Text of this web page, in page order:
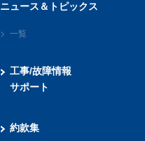
ニュース＆トピックス
一覧
工事/故障情報
サポート
約款集